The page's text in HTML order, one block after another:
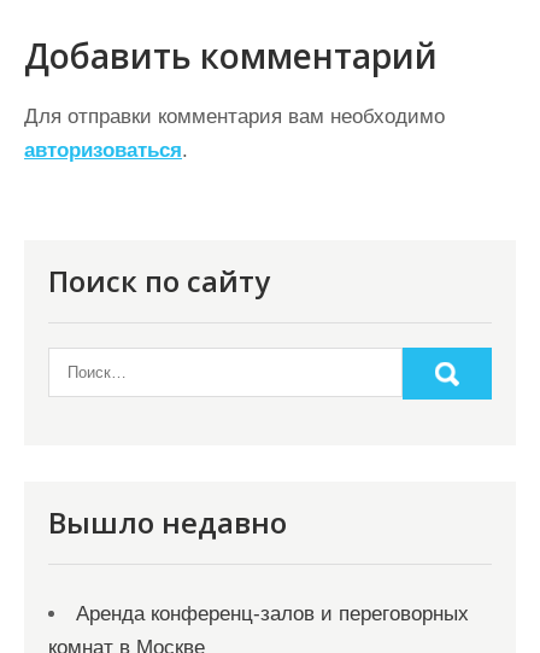
г
а
ц
и
м
Добавить комментарий
Для отправки комментария вам необходимо
авторизоваться.
Поиск по сайту
Вышло недавно
Аренда конференц-залов и переговорных
комнат в Москве